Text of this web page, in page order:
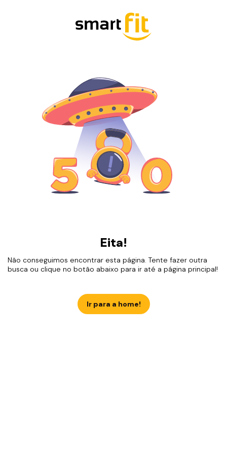
Eita!
Não conseguimos encontrar esta página. Tente fazer outra
busca ou clique no botão abaixo para ir até a página principal!
Ir para a home!